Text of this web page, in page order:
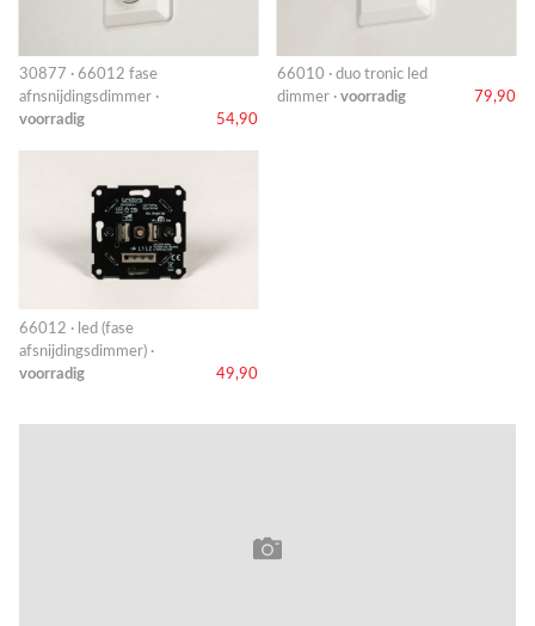
30877 · 66012 fase
afnsnijdingsdimmer ·
voorradig
54,90
66010 · duo tronic led
dimmer · voorradig 79,90
66012 · led (fase
afsnijdingsdimmer) ·
voorradig
49,90